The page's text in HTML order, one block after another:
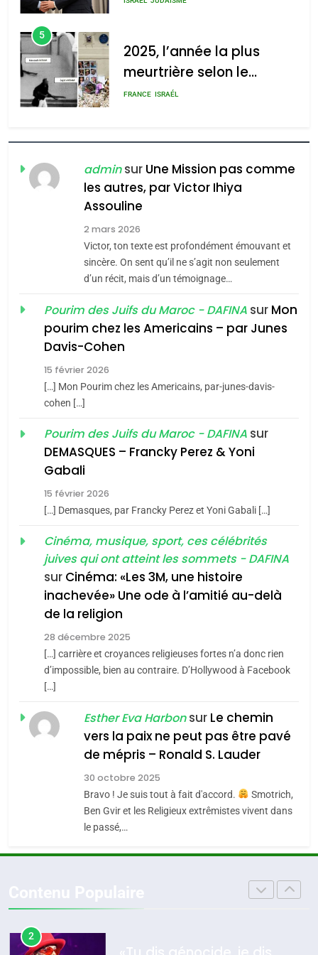
meurtrière selon le rapport
l’antisémitisme
admin 0
6
FIÈRE, DIGNE ET RÉSILIENTE :
POURQUOI JE REVENDIQUE
MA JUDAÏTE par Thérèse
ISRAÉL JUDAISME
CE QUI NOUS MANQUE –
Jacques Hadida
JUDAISME
Maroc : Les amandes de
Tafraout, le miel de Tadla
Azilal consacrés produits
du terroir
DAFINA MAROC
Oeil ravageur – Vanessa
De Loya Stauber
«Tu dis génocide, je dis
guerre»: La nouvelle
Tout sur la Nostalgie
SOUVENIRS
l’alliance pourrait
s’étendre à 13 pays
d’Amérique latine
ISRAÉL JUDAISME
2025, l’année la plus
meurtrière selon le
rapport d’ADL contre
l’antisémitisme
FRANCE ISRAÉL
FIÈRE, DIGNE ET RÉSILIENTE :
POURQUOI JE REVENDIQUE
CE QUI NOUS MANQUE –
adminsur Une Mission pas comme
les autres, par Victor Ihiya
Assouline
2 mars 2026
Victor, ton texte est profondément émouvant et
sincère. On sent qu’il ne s’agit non seulement
d’un récit, mais d’un témoignage…
Pourim des Juifs du Maroc - DAFINA sur Mon
pourim chez les Americains – par Junes
Davis-Cohen
15 février 2026
[…] Mon Pourim chez les Americains, par-junes-davis-
cohen […]
Pourim des Juifs du Maroc - DAFINA sur
DEMASQUES – Francky Perez & Yoni
Gabali
15 février 2026
[…] Demasques, par Francky Perez et Yoni Gabali […]
Cinéma, musique, sport, ces célébrités
juives qui ont atteint les sommets - DAFINA
sur Cinéma: «Les 3M, une histoire
inachevée» Une ode à l’amitié au-delà
de la religion
28 décembre 2025
[…] carrière et croyances religieuses fortes n’a donc rien
d’impossible, bien au contraire. D’Hollywood à Facebook
[…]
Esther Eva Harbonsur Le chemin
vers la paix ne peut pas être pavé
de mépris – Ronald S. Lauder
30 octobre 2025
Bravo ! Je suis tout à fait d'accord.
Smotrich,
Ben Gvir et les Religieux extrêmistes vivent dans
le passé,…
2025, l’année la plus
d’ADL contre
l’antisémitisme
FRANCE ISRAÉL
POURQUOI JE REVENDIQUE
Zrihen-Dvir
CE QUI NOUS MANQUE –
Jacques Hadida
Maroc : Les amandes de
Azilal consacrés produits
du terroir
DAFINA MAROC
Oeil ravageur – Vanessa De
Loya Stauber
CINEMA ISRAÉL
«Tu dis génocide, je dis
guerre»: La nouvelle
chanson de Boy George
3